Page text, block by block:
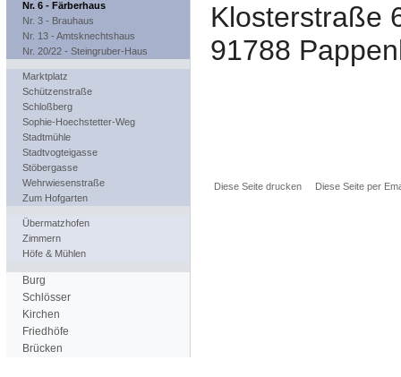
Nr. 6 - Färberhaus
Nr. 3 - Brauhaus
Nr. 13 - Amtsknechtshaus
Nr. 20/22 - Steingruber-Haus
Marktplatz
Schützenstraße
Schloßberg
Sophie-Hoechstetter-Weg
Stadtmühle
Stadtvogteigasse
Stöbergasse
Wehrwiesenstraße
Zum Hofgarten
Übermatzhofen
Zimmern
Höfe & Mühlen
Burg
Schlösser
Kirchen
Friedhöfe
Brücken
Klosterstraße
91788
Diese Seite drucken Diese Seite per